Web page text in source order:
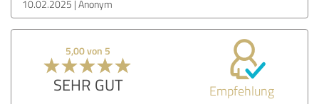
10.02.2025 Anonym
5,00 von 5
SEHR GUT Empfehlung